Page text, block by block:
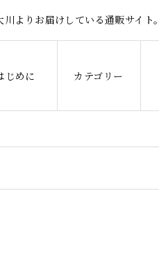
よりお届けしている通販サイト。
じめに カテゴリー